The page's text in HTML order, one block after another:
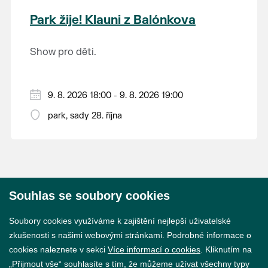
krajina na světě, která je zapsána na Seznam
světového přírodního a kulturního dědictví
Park žije! Klauni z Balónkova
Show pro děti.
9. 8. 2026 18:00 - 9. 8. 2026 19:00
park, sady 28. října
Souhlas se soubory cookies
Soubory cookies využíváme k zajištění nejlepší uživatelské
zkušenosti s našimi webovými stránkami. Podrobné informace o
cookies naleznete v sekci Více informací o cookies . Kliknutím na
„Přijmout vše“ souhlasíte s tím, že můžeme užívat všechny typy